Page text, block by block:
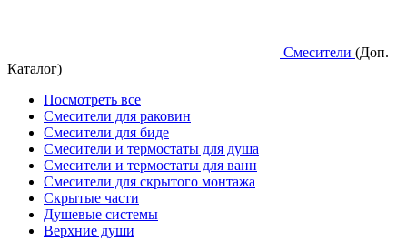
Смесители (Доп.
Каталог)
Посмотреть все
Смесители для раковин
Смесители для биде
Смесители и термостаты для душа
Смесители и термостаты для ванн
Смесители для скрытого монтажа
Скрытые части
Душевые системы
Верхние души